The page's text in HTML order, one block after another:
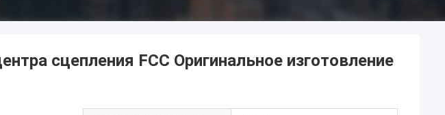
сцепления FCC Оригинальное изготовление